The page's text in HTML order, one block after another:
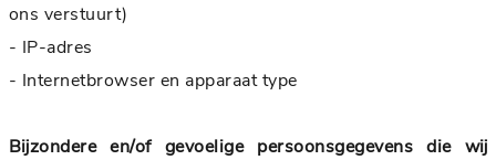
ons verstuurt)
- IP-adres
- Internetbrowser en apparaat type
Bijzondere en/of gevoelige persoonsgegevens die wij